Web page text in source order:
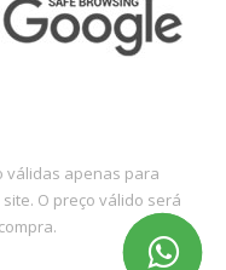
válidas apenas para
O preço válido será